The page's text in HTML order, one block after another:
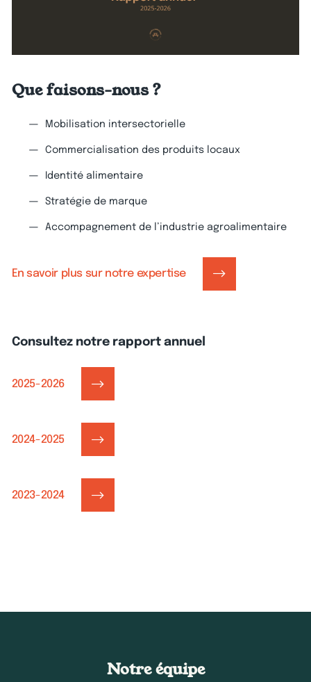
Que faisons-nous ?
Mobilisation intersectorielle
Commercialisation des produits locaux
Identité alimentaire
Stratégie de marque
Accompagnement de l’industrie agroalimentaire
En savoir plus sur notre expertise
Consultez notre rapport annuel
2025-2026
2024-2025
2023-2024
Notre équipe